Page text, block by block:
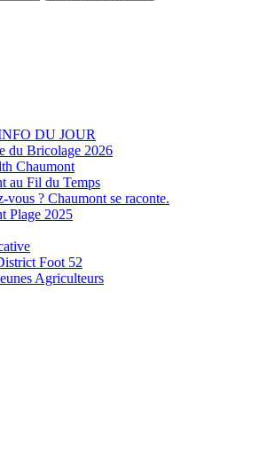
DU JOUR
du Bricolage 2026
Chaumont
au Fil du Temps
vous ? Chaumont se raconte.
Plage 2025
Foot 52
Agriculteurs